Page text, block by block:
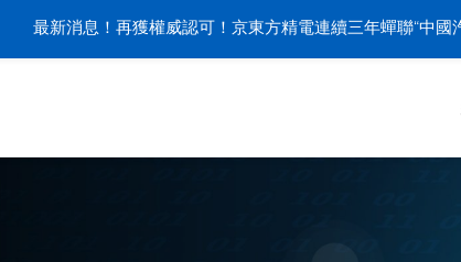
最新消息！再獲權威認可！京東方精電連續三年蟬聯“中國